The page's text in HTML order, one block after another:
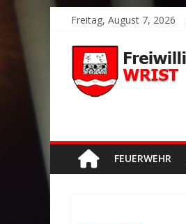
Freitag, August 7, 2026
FEUERWEHR